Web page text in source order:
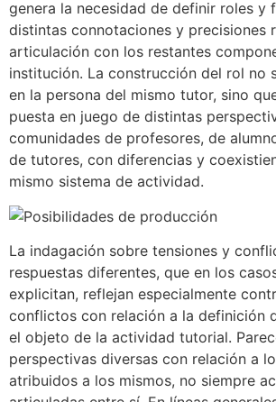
genera la necesidad de definir roles y
distintas connotaciones y precisiones
articulación con los restantes
institución. La construcción del rol no
en la persona del mismo tutor, sino
puesta en juego de distintas
comunidades de profesores, de
de tutores, con diferencias y
mismo sistema de actividad.
La indagación sobre tensiones y
respuestas diferentes, que en los
explicitan, reflejan especialmente
conflictos con relación a la definición
el objeto de la actividad tutorial.
perspectivas diversas con relación a
atribuidos a los mismos, no siempre